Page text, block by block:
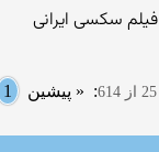
فیلم سکسی ایرانی
: « پیشین 1